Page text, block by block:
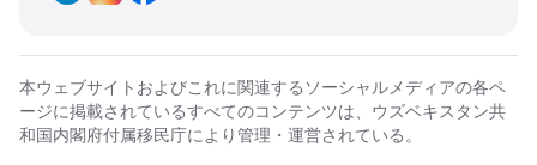
本ウェブサイトおよびこれに関連するソーシャルメディアの各ペ
ージに掲載されているすべてのコンテンツは、ウズベキスタン共
和国内閣府付属移民庁により管理・運営されている。